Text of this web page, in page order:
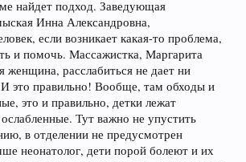
найдет подход. Заведующая
Инна Александровна,
если возникает какая-то проблема,
и помочь. Массажистка, Маргарита
женщина, расслабиться не дает ни
это правильно! Вообще, там обходы и
это и правильно, детки лежат
Тут важно не упустить
в отделении не предусмотрен
неонатолог, дети порой болеют и их